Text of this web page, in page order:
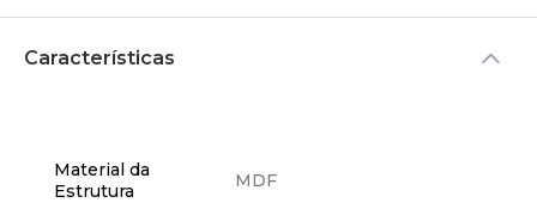
Características
Material da
Estrutura
MDF